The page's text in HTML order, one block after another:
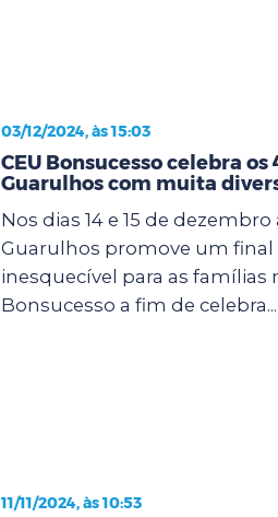
03/12/2024, às 15:03
CEU Bonsucesso celebra os
Guarulhos com muita
Nos dias 14 e 15 de
Guarulhos promove um final
inesquecível para as famílias
Bonsucesso a fim de celebra...
11/11/2024, às 10:53